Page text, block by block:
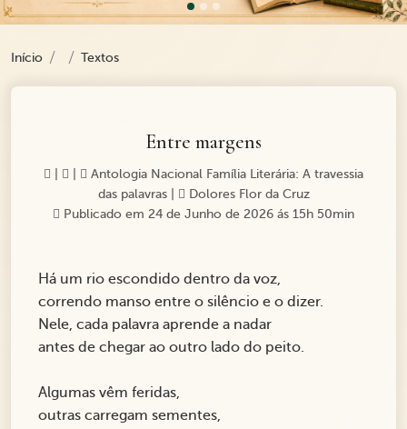
Início Textos
Entre margens
Antologia Nacional Família Literária: A travessia
das palavras|
Dolores Flor da Cruz
Publicado em 24 de Junho de 2026 ás 15h 50min
Há um rio escondido dentro da voz,
correndo manso entre o silêncio e o dizer.
Nele, cada palavra aprende a nadar
antes de chegar ao outro lado do peito.
Algumas vêm feridas,
outras carregam sementes,